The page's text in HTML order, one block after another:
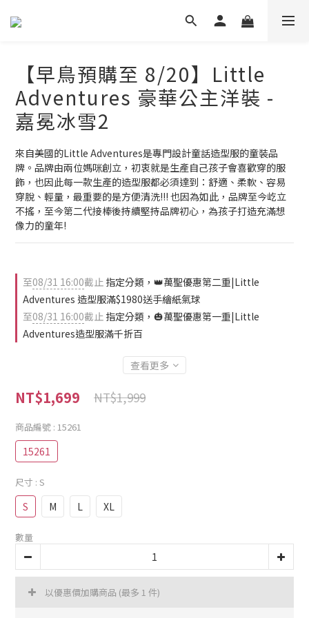
【早鳥預購至 8/20】Little
Adventures 豪華公主洋裝 -
嘉冕冰雪2
來自美國的Little Adventures是專門設計童話造型服的童裝品
牌。品牌由兩位媽咪創立，初衷就是生產自己孩子會喜歡穿的服
飾，也因此每一款生產的造型服都必須達到：舒適、柔軟、容易
穿脫、輕量，最重要的是方便清洗!!! 也因為如此，品牌至今屹立
不搖，至今第二代接棒後持續堅持品牌初心，為孩子打造充滿想
像力的童年!
至08/31 16:00截止 指定分類，👑萬聖優惠第二重|Little
Adventures 造型服滿$1980送手繪紙氣球
至08/31 16:00截止 指定分類，🎃萬聖優惠第一重|Little
Adventures造型服滿千折百
查看更多
NT$1,699 NT$1,999
商品編號 : 15261
15261
尺寸 : S
S M L XL
數量
以優惠價加購商品 (最多 1 件)